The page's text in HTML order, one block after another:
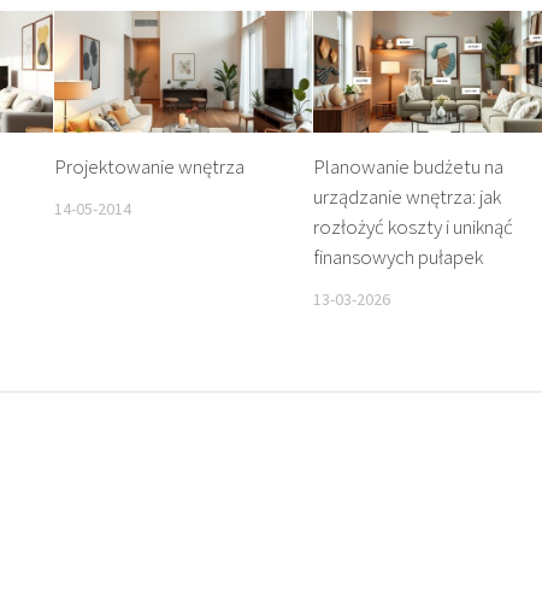
Projektowanie wnętrza
14-05-2014
Planowanie budżetu na
urządzanie wnętrza: jak
rozłożyć koszty i uniknąć
finansowych pułapek
13-03-2026